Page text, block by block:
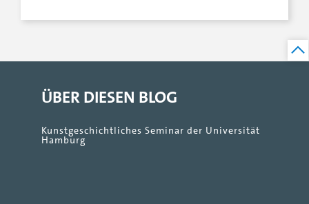
ÜBER DIESEN BLOG
Kunstgeschichtliches Seminar der Universität
Hamburg